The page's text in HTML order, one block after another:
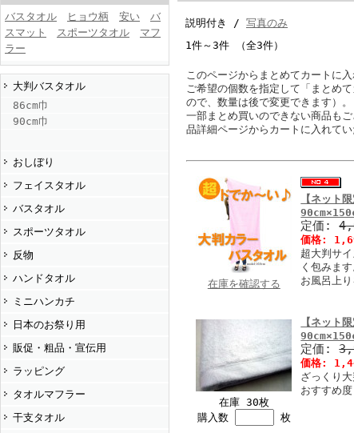
バスタオル ヒョウ柄 安い
バ
スマット
スポーツタオル
マフ
ラー
大判バスタオル
86cm巾
90cm巾
おしぼり
フェイスタオル
バスタオル
スポーツタオル
反物
ハンドタオル
ミニハンカチ
日本のお祭り用
販促・粗品・宣伝用
ラッピング
タオルマフラー
干支タオル
説明付き / 写真のみ
1件～3件 （全3件）
このページからまとめてカートに入
ご希望の個数を指定して「まとめ
ので、数量は後で変更できます）。
一部まとめ買いのできない商品も
品詳細ページからカートに入れて
在庫を確認する
【ネット
定価:
価格:
超大判サ
く包みま
お風呂上
在庫 30枚
購入数
枚
【ネット
定価:
価格:
ざっくり
おすすめ